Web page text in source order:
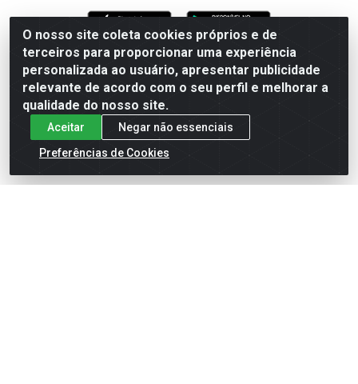
O nosso site coleta cookies próprios e de
terceiros para proporcionar uma experiência
personalizada ao usuário, apresentar publicidade
relevante de acordo com o seu perfil e melhorar a
qualidade do nosso site.
Aceitar
Negar não essenciais
Preferências de Cookies
Formas de Pagamento